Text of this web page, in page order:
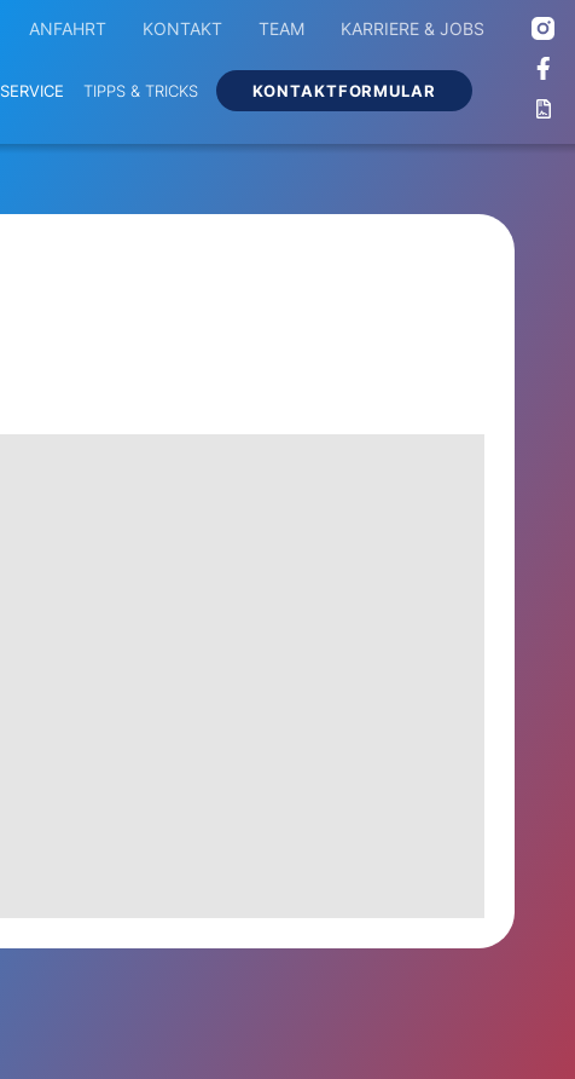
ANFAHRT KONTAKT TEAM KARRIERE & JOBS
SERVICE TIPPS & TRICKS KONTAKTFORMULAR